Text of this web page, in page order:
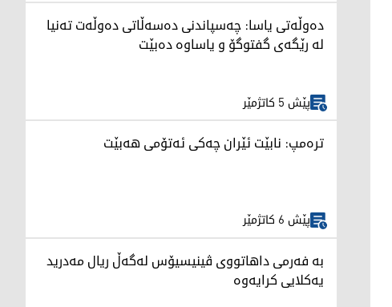
دەوڵەتی یاسا: چەسپاندنی دەسەڵاتی دەوڵەت تەنیا
لە رێگەی گفتوگۆ و یاساوە دەبێت
پێش 5 کاتژمێر
ترەمپ: نابێت ئێران چەکی ئەتۆمی هەبێت
پێش 6 کاتژمێر
بە فەرمی داهاتووی ڤینیسیۆس لەگەڵ ریال مەدرید
یەکلایی کرایەوە